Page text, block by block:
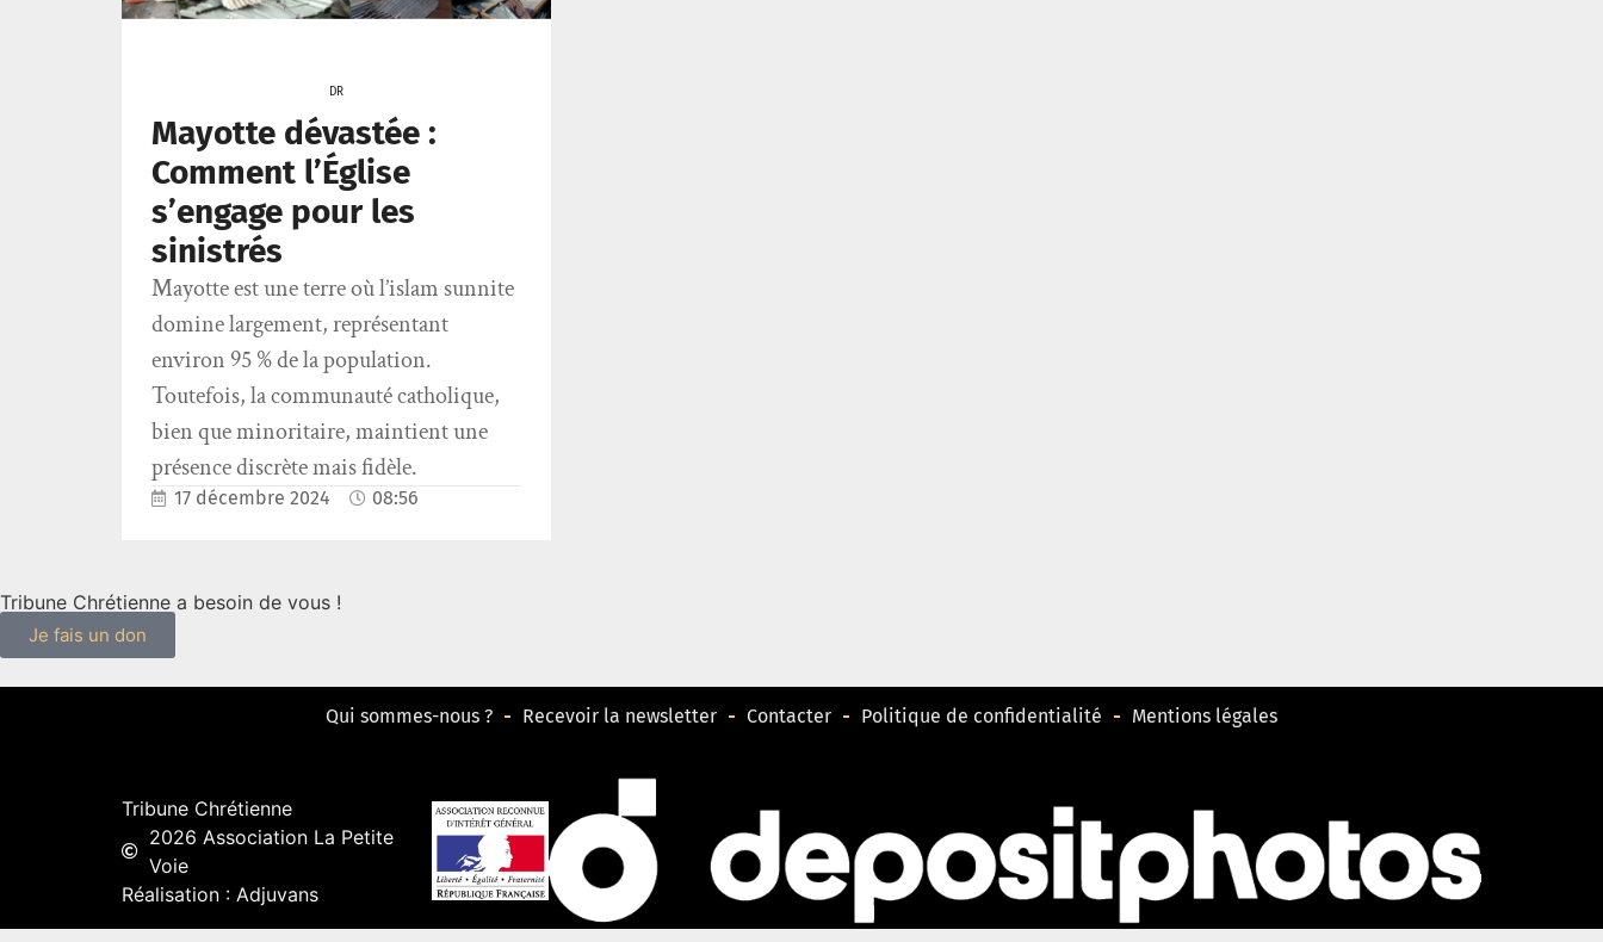
DR
Mayotte dévastée :
Comment l’Église
s’engage pour les
sinistrés
Mayotte est une terre où l’islam sunnite
domine largement, représentant
environ 95 % de la population.
Toutefois, la communauté catholique,
bien que minoritaire, maintient une
présence discrète mais fidèle.
17 décembre 2024 08:56
Tribune Chrétienne a besoin de vous !
Je fais un don
Qui sommes-nous ? Recevoir la newsletter Contacter Politique de confidentialité Mentions légales
Tribune Chrétienne
2026 Association La Petite
Voie
Réalisation : Adjuvans